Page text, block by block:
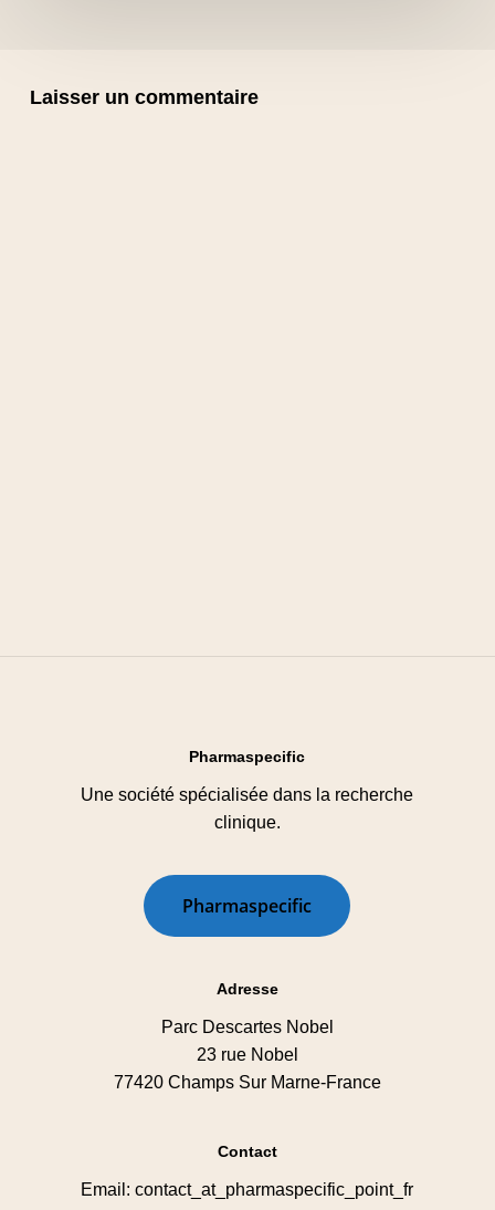
Laisser un commentaire
Pharmaspecific
Une société spécialisée dans la recherche
clinique.
Pharmaspecific
Adresse
Parc Descartes Nobel
23 rue Nobel
77420 Champs Sur Marne-France
Contact
Email: contact_at_pharmaspecific_point_fr